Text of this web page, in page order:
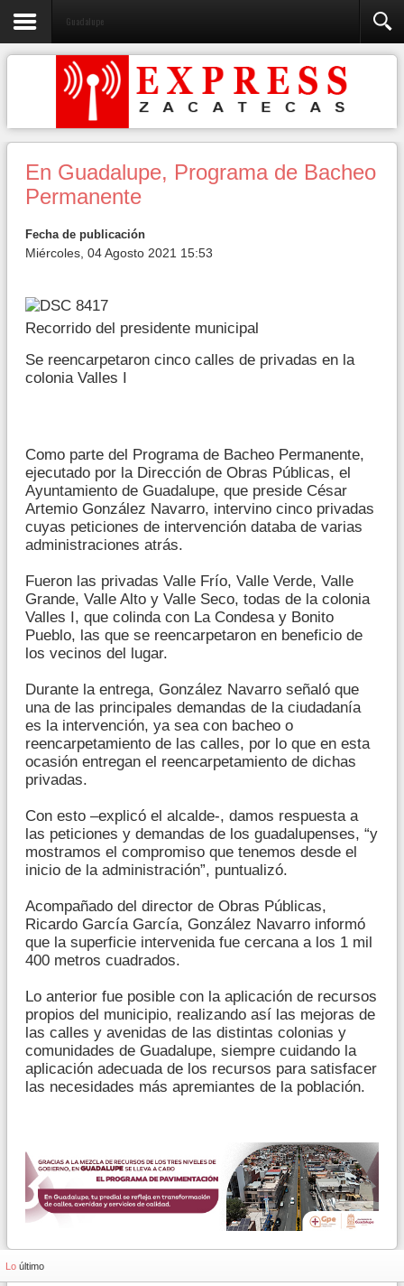
Guadalupe
En Guadalupe, Programa de Bacheo
Permanente
Fecha de publicación
Miércoles, 04 Agosto 2021 15:53
Recorrido del presidente municipal
Se reencarpetaron cinco calles de privadas en la
colonia Valles I
Como parte del Programa de Bacheo Permanente,
ejecutado por la Dirección de Obras Públicas, el
Ayuntamiento de Guadalupe, que preside César
Artemio González Navarro, intervino cinco privadas
cuyas peticiones de intervención databa de varias
administraciones atrás.
Fueron las privadas Valle Frío, Valle Verde, Valle
Grande, Valle Alto y Valle Seco, todas de la colonia
Valles I, que colinda con La Condesa y Bonito
Pueblo, las que se reencarpetaron en beneficio de
los vecinos del lugar.
Durante la entrega, González Navarro señaló que
una de las principales demandas de la ciudadanía
es la intervención, ya sea con bacheo o
reencarpetamiento de las calles, por lo que en esta
ocasión entregan el reencarpetamiento de dichas
privadas.
Con esto –explicó el alcalde-, damos respuesta a
las peticiones y demandas de los guadalupenses, “y
mostramos el compromiso que tenemos desde el
inicio de la administración”, puntualizó.
Acompañado del director de Obras Públicas,
Ricardo García García, González Navarro informó
que la superficie intervenida fue cercana a los 1 mil
400 metros cuadrados.
Lo anterior fue posible con la aplicación de recursos
propios del municipio, realizando así las mejoras de
las calles y avenidas de las distintas colonias y
comunidades de Guadalupe, siempre cuidando la
aplicación adecuada de los recursos para satisfacer
las necesidades más apremiantes de la población.
Lo último